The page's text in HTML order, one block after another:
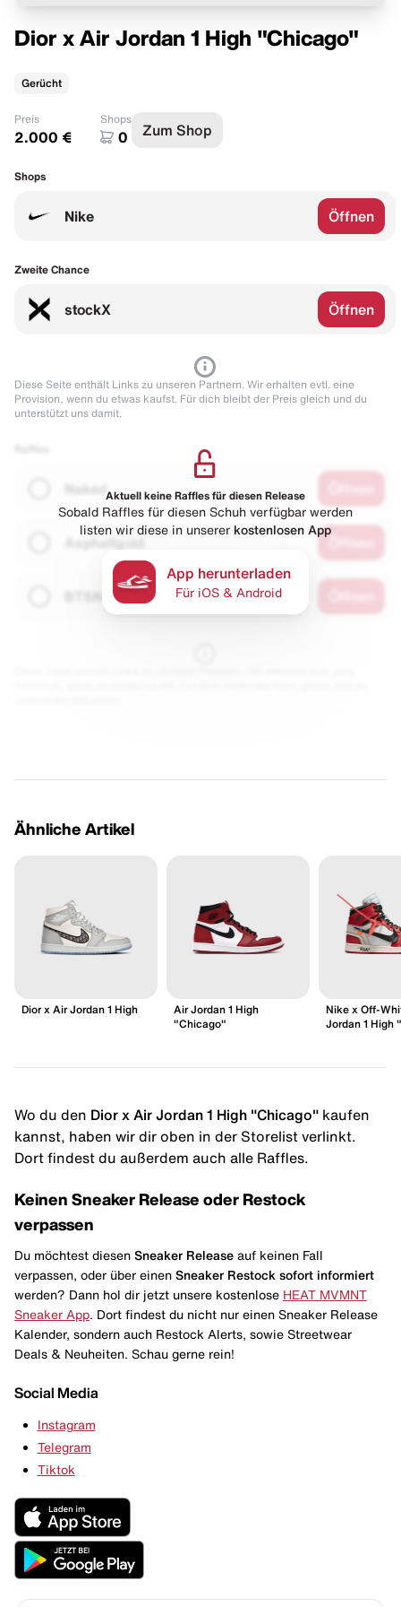
Dior x Air Jordan 1 High "Chicago"
Gerücht
Preis
2.000 €
Shops
0 Zum Shop
Shops
Nike Öffnen
Zweite Chance
stockX Öffnen
Diese Seite enthält Links zu unseren Partnern. Wir erhalten evtl. eine
Provision, wenn du etwas kaufst. Für dich bleibt der Preis gleich und du
unterstützt uns damit.
Naked
Asphaltgold
Aktuell keine Raffles für diesen Release
Sobald Raffles für diesen Schuh verfügbar werden
listen wir diese in unserer kostenlosen App
App herunterladen
Für iOS & Android
Ähnliche Artikel
Dior x Air Jordan 1 High
Air Jordan 1 High
"Chicago"
Nike x Off-
Jordan 1 High
Wo du den Dior x Air Jordan 1 High "Chicago" kaufen
kannst, haben wir dir oben in der Storelist verlinkt.
Dort findest du außerdem auch alle Raffles.
Keinen Sneaker Release oder Restock
verpassen
Du möchtest diesen Sneaker Release auf keinen Fall
verpassen, oder über einen Sneaker Restock sofort informiert
werden? Dann hol dir jetzt unsere kostenlose HEAT MVMNT
Sneaker App. Dort findest du nicht nur einen Sneaker Release
Kalender, sondern auch Restock Alerts, sowie Streetwear
Deals & Neuheiten. Schau gerne rein!
Social Media
Instagram
Telegram
Tiktok